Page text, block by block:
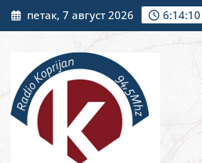
Skip
to
петак, 7 август 2026